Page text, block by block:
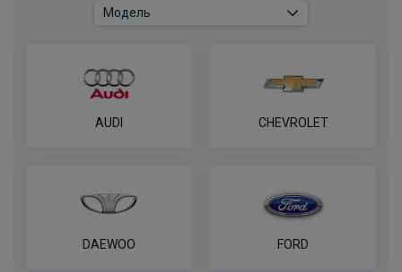
AUDI CHEVROLET
DAEWOO FORD